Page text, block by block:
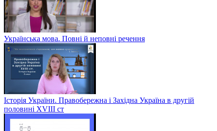
Українська мова. Повні й неповні речення
Історія України. Правобережна і Західна Україна в другій
половині XVIII ст